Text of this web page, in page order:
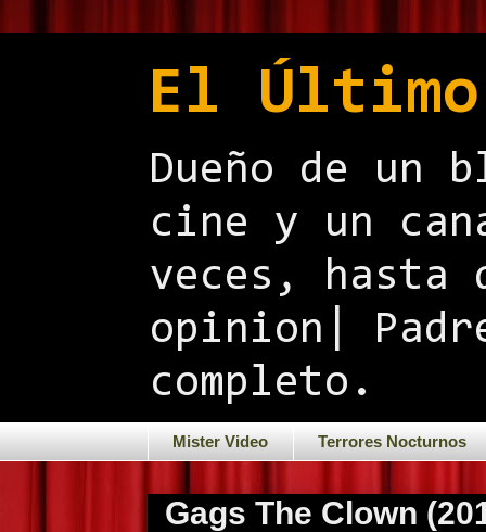
El
Dueño de un
cine y un
veces, hasta
opinion|
completo.
Mister Video Terrores Nocturnos
Gags The Clown